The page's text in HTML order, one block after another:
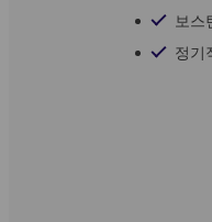
보스
정기